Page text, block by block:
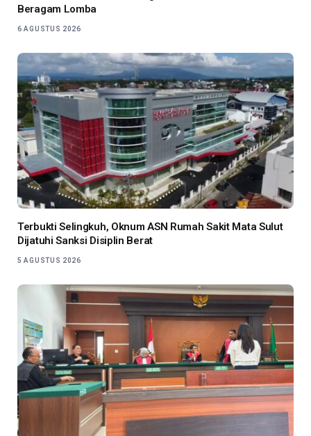
Beragam Lomba
6 AGUSTUS 2026
Terbukti Selingkuh, Oknum ASN Rumah Sakit Mata Sulut
Dijatuhi Sanksi Disiplin Berat
5 AGUSTUS 2026